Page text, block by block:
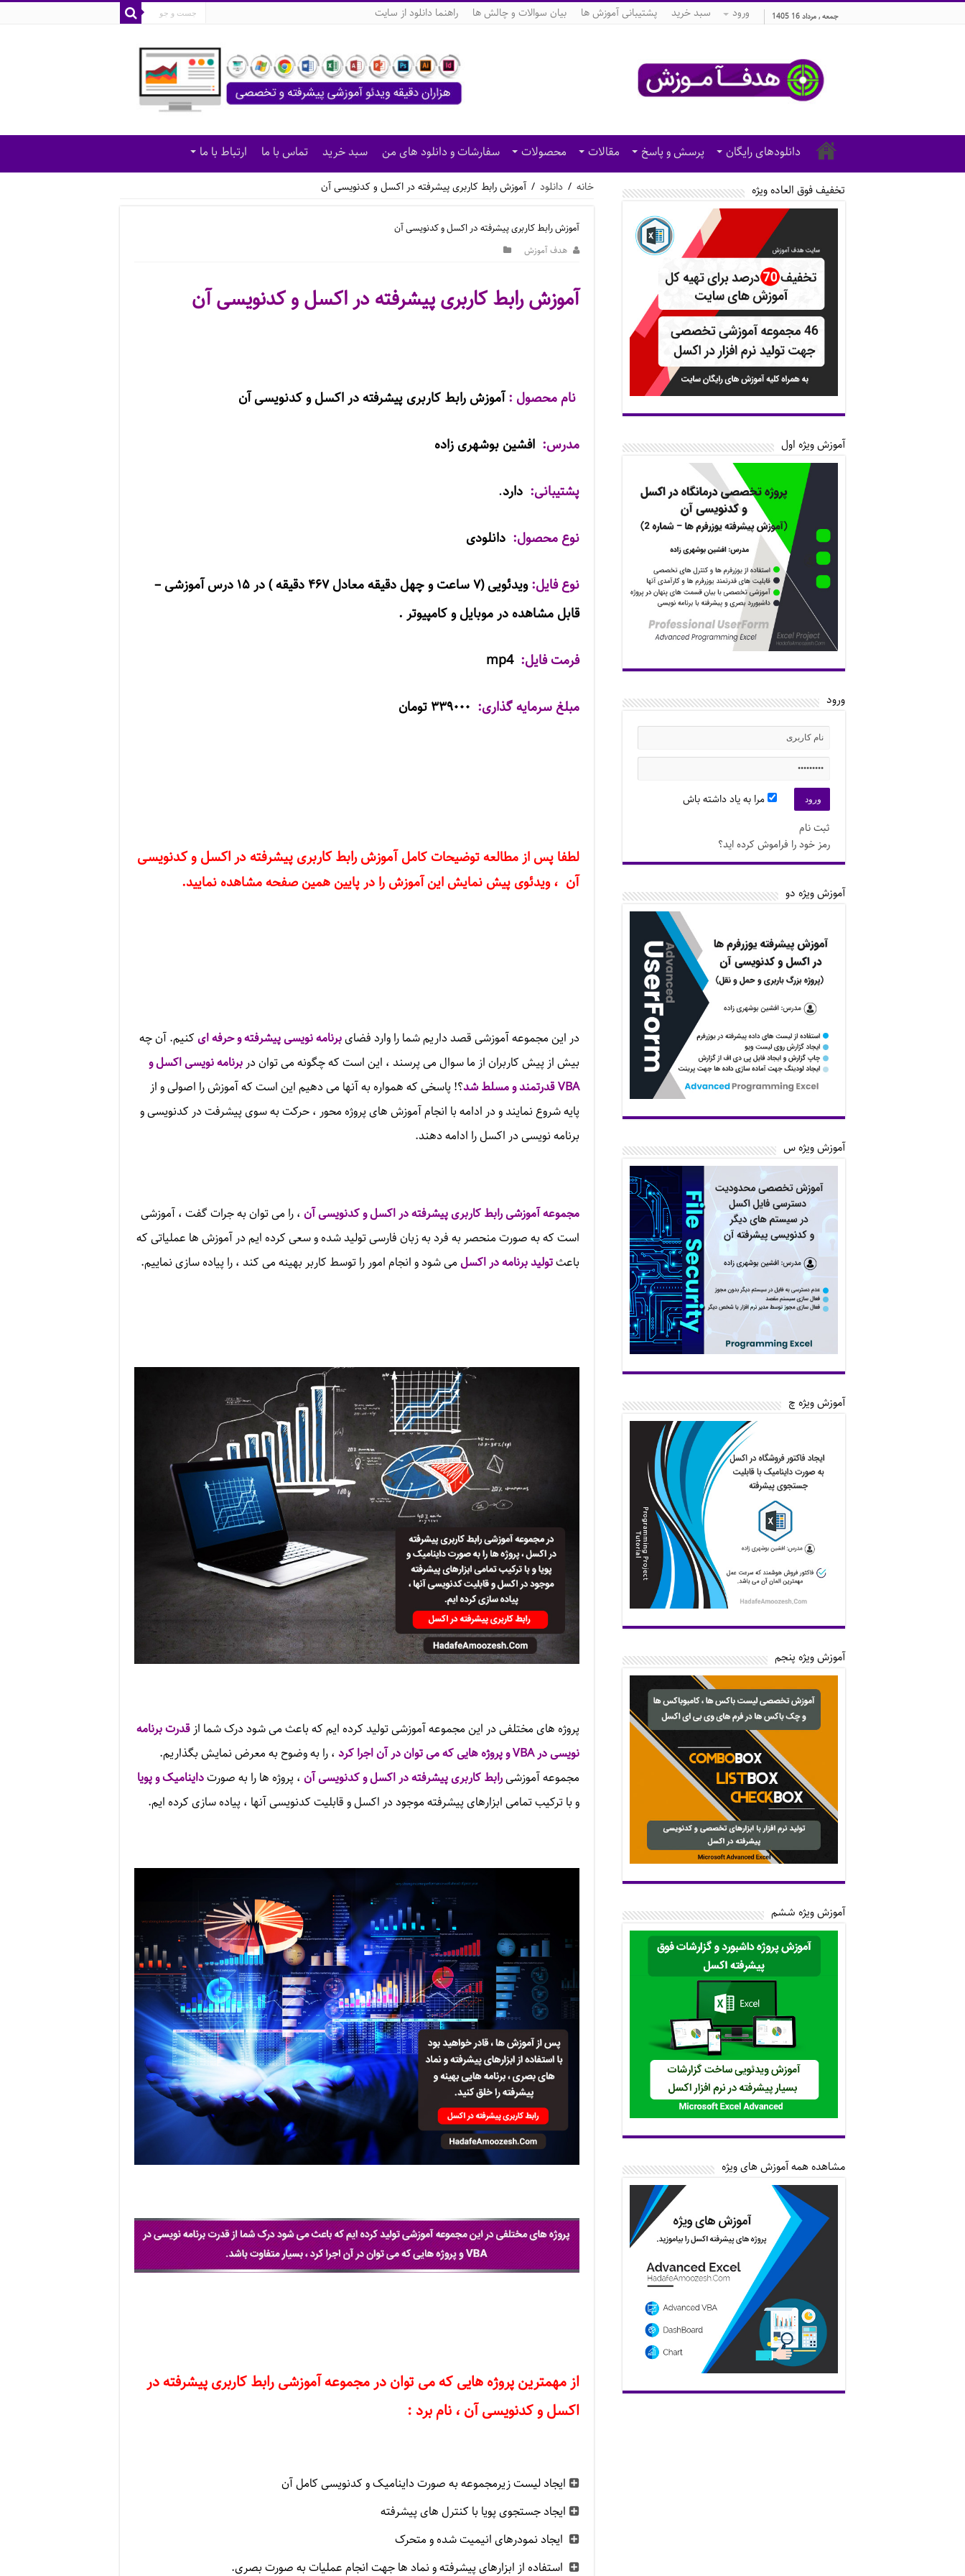
جمعه , مرداد 16 1405 ورود سبد خرید پشتیبانی آموزش ها بیان سوالات و چالش ها راهنما دانلود از سایت
دانلودهای رایگان پرسش و پاسخ مقالات محصولات سفارشات و دانلود های من سبد خرید تماس با ما ارتباط با ما
خانه / دانلود / آموزش رابط کاربری پیشرفته در اکسل و کدنویسی آن
آموزش رابط کاربری پیشرفته در اکسل و کدنویسی آن
هدف آموزش
آموزش رابط کاربری پیشرفته در اکسل و کدنویسی آن
نام محصول :آموزش رابط کاربری پیشرفته در اکسل و کدنویسی آن
مدرس: افشین بوشهری زاده
پشتیبانی: دارد.
نوع محصول: دانلودی
نوع فایل:ویدئویی (۷ساعت و چهل دقیقه معادل ۴۶۷ دقیقه ) در ۱۵
درس آموزشی –
قابل مشاهده در موبایل و کامپیوتر .
فرمت فایل: mp4
مبلغ سرمایه گذاری:
لطفا پس از مطالعه توضیحات کاملآموزش رابط کاربری پیشرفته در اکسل و کدنویسی
آن ،ویدئوی پیش نمایش این آموزش را در پایین همین صفحه مشاهده نمایید.
در این مجموعه آموزشی قصد داریم شما را وارد فضایبرنامه نویسی پیشرفته و حرفه ایکنیم. آن چه
بیش از پیش کاربران از ما سوال می پرسند ، این است که چگونه می توان دربرنامه نویسی اکسل و
VBA قدرتمند و مسلط شد
؟! پاسخی که همواره به آنها می دهیم این است که آموزش را اصولی و از
پایه شروع نمایند و در ادامه با انجام آموزش های پروژه محور ، حرکت به سوی پیشرفت در کدنویسی و
برنامه نویسی در اکسل را ادامه دهند.
مجموعه آموزشی رابط کاربری پیشرفته در اکسل و کدنویسی آن ، را می توان به جرات گفت ، آموزشی
است که به صورت منحصر به فرد به زبان فارسی تولید شده و سعی کرده ایم در آموزش ها عملیاتی که
باعثتولید برنامه در اکسلمی شود و انجام امور را توسط کاربر بهینه می کند ، را پیاده سازی نماییم.
پروژه های مختلفی در این مجموعه آموزشی تولید کرده ایم که باعث می شود درک شما ازقدرت برنامه
نویسی در VBA و پروژه هایی که می توان در آن اجرا کرد
، را به وضوح به معرض نمایش بگذاریم.
مجموعه آموزشیرابط کاربری پیشرفته در اکسل و کدنویسی آن ، پروژه ها را به صورتداینامیک و پویا
و با ترکیب تمامی ابزارهای پیشرفته موجود در اکسل و قابلیت کدنویسی آنها ، پیاده سازی کرده ایم.
از مهمترین پروژه هایی که می توان در مجموعه آموزشی رابط کاربری پیشرفته در
اکسل و کدنویسی آن ، نام برد :
ایجاد لیست زیرمجموعه به صورت داینامیک و کدنویسی کامل آن
ایجاد جستجوی پویا با کنترل های پیشرفته
ایجاد نمودرهای انیمیت شده و متحرک
استفاده از ابزارهای پیشرفته و نماد ها جهت انجام عملیات به صورت بصری.
تخفیف فوق العاده ویژه
آموزش ویژه اول
ورود
مرا به یاد داشته باش
ثبت نام
رمز خود را فراموش کرده اید؟
آموزش ویژه دو
آموزش ویژه س
آموزش ویژه چ
آموزش ویژه پنجم
آموزش ویژه ششم
مشاهده همه آموزش های ویژه